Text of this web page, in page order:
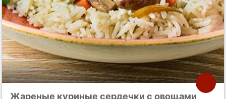
Жареные куриные сердечки с овощами